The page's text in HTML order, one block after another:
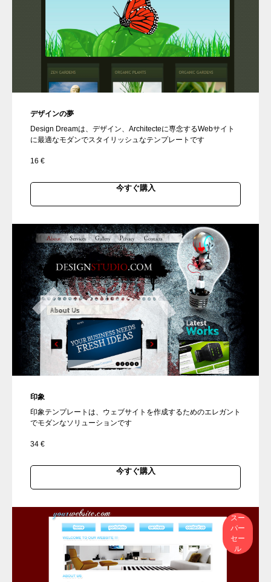
デザインの夢
Design Dreamは、デザイン、Architecteに専念するWebサイト
に最適なモダンでスタイリッシュなテンプレートです
16 €
今すぐ購入
印象
印象テンプレートは、ウェブサイトを作成するためのエレガント
でモダンなソリューションです
34 €
今すぐ購入
スー
パー
セー
ル